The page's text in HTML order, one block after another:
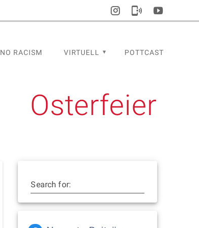
NO RACISM VIRTUELL POTTCAST
Osterfeier
Search for: